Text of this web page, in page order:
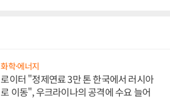
화학·에너지
로이터 "정제연료 3만 톤 한국에서 러시아
로 이동", 우크라이나의 공격에 수요 늘어